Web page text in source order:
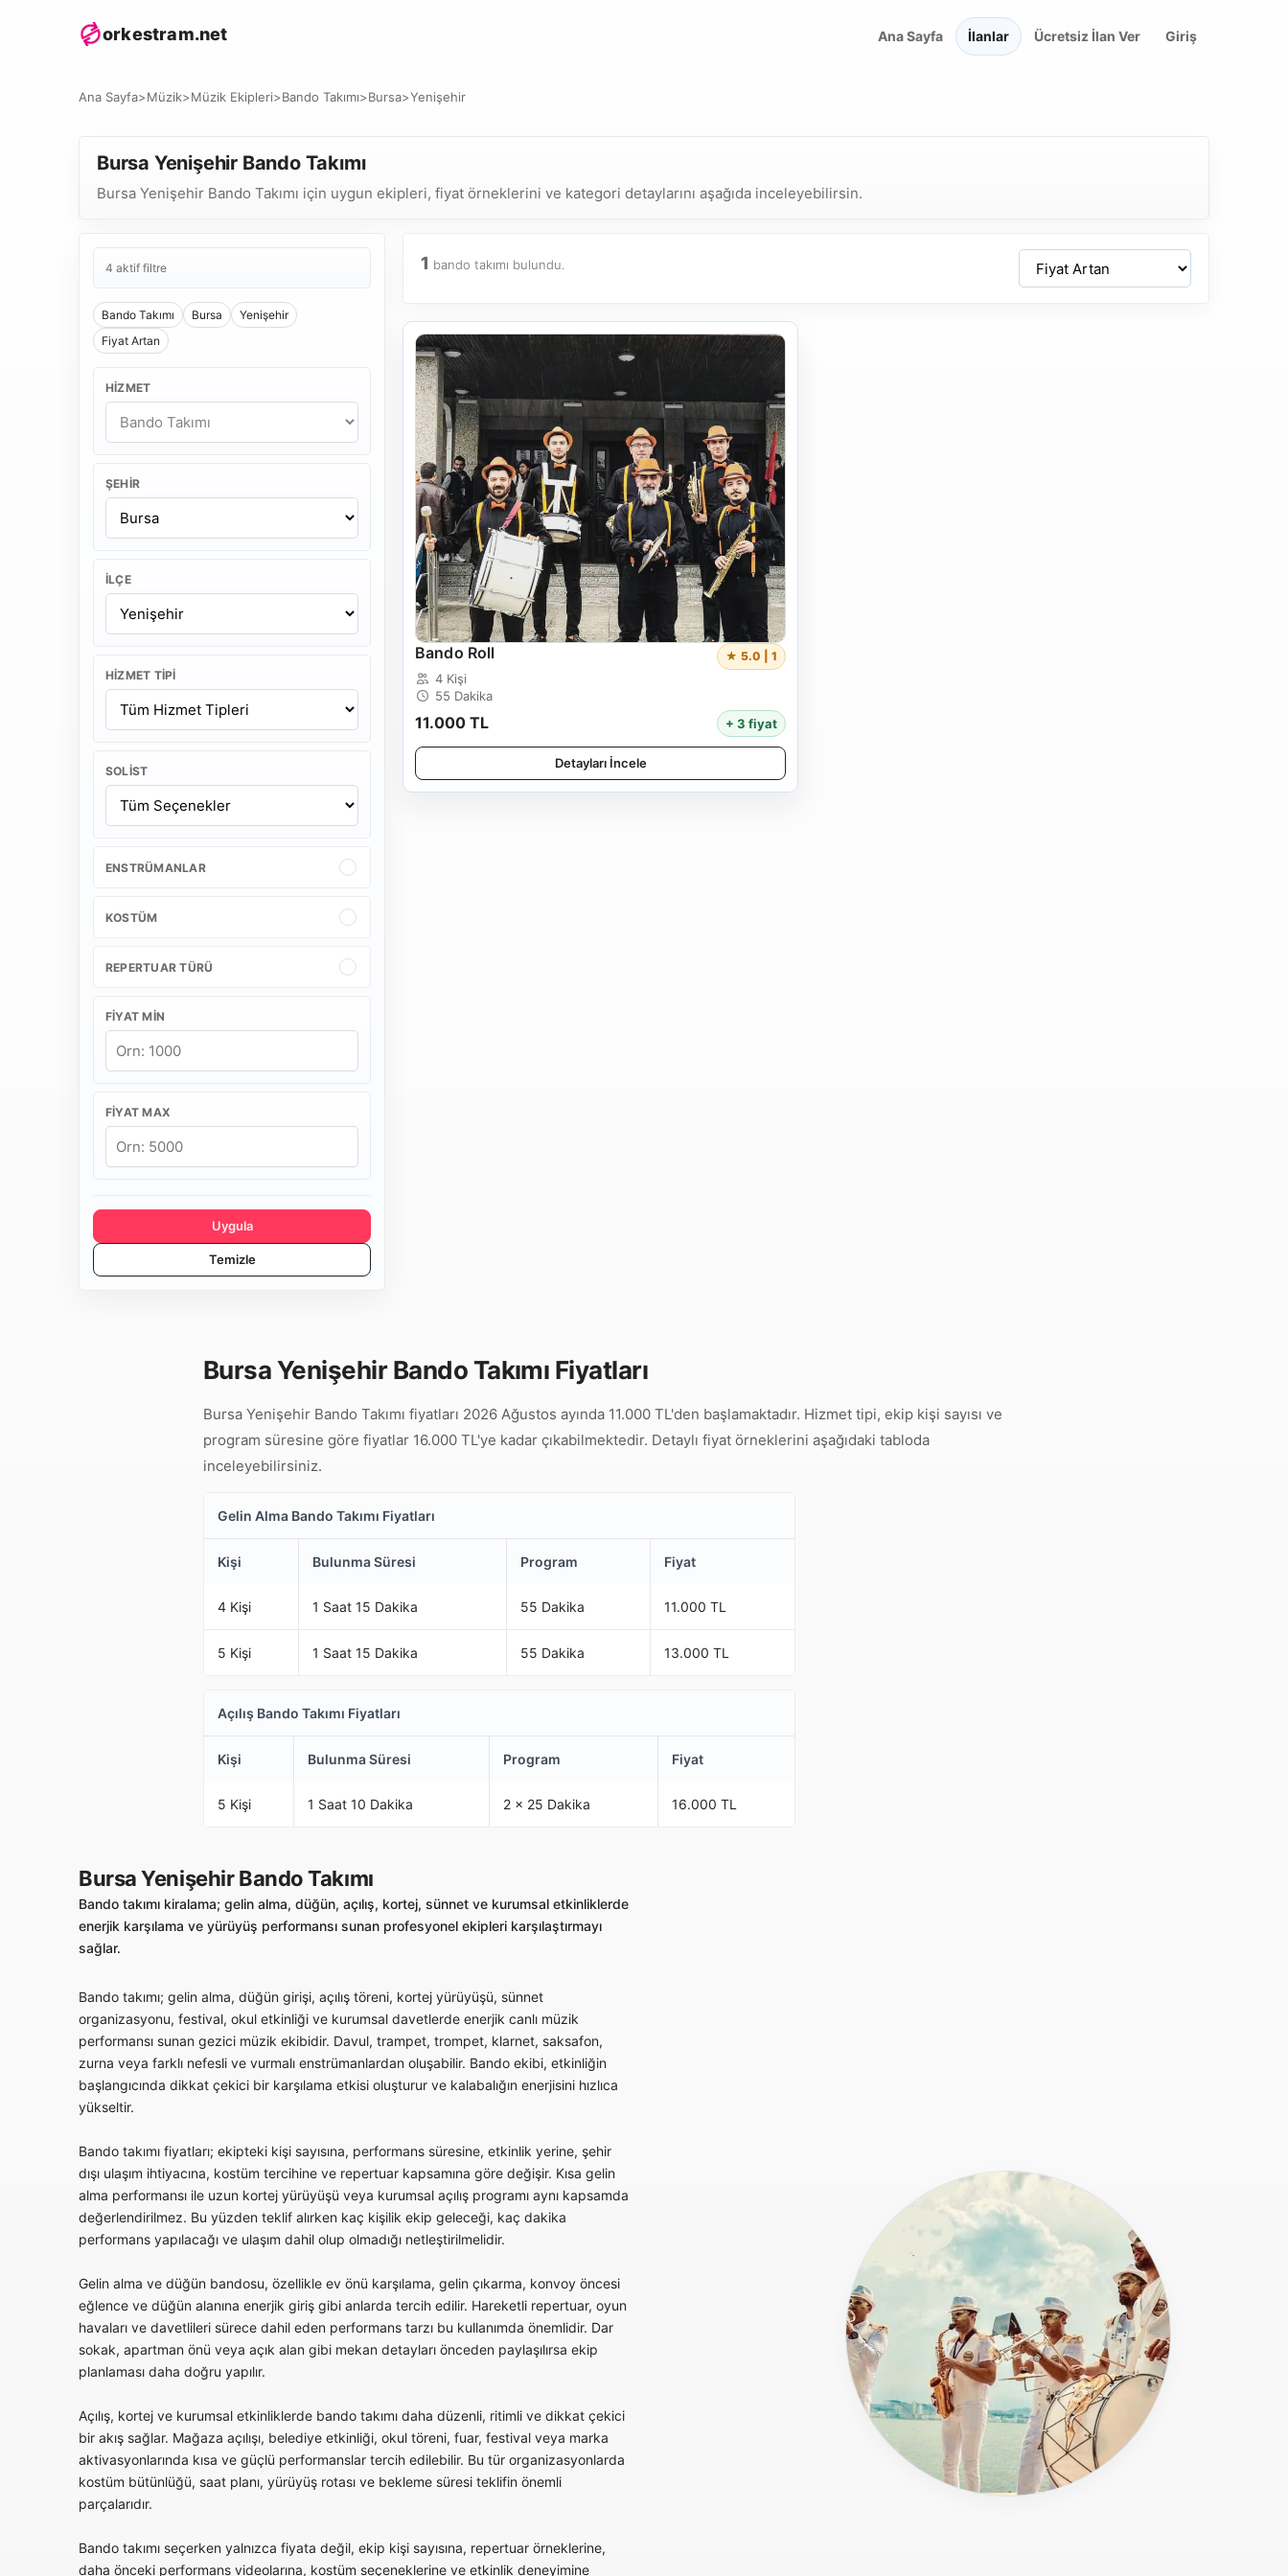
orkestram.net Ana Sayfa İlanlar Ücretsiz İlan Ver Giriş
Ana Sayfa>Müzik>Müzik Ekipleri>Bando Takımı>Bursa>Yenişehir
Bursa Yenişehir Bando Takımı
Bursa Yenişehir Bando Takımı için uygun ekipleri, fiyat örneklerini ve kategori detaylarını aşağıda inceleyebilirsin.
4 aktif filtre
Bando Takımı Bursa
Yenişehir
Fiyat Artan
HIZMET
ŞEHIR
İLÇE
HIZMET TIPI
SOLIST
ENSTRÜMANLAR
KOSTÜM
REPERTUAR TÜRÜ
FIYAT MIN
FIYAT MAX
Uygula
Temizle
1 bando takımı bulundu. Sirala
Bando Roll ★ 5.0 | 1
4 Kişi
55 Dakika
11.000 TL + 3 fiyat
Detayları İncele
Bursa Yenişehir Bando Takımı Fiyatları
Bursa Yenişehir Bando Takımı fiyatları 2026 Ağustos ayında 11.000 TL'den başlamaktadır. Hizmet tipi, ekip kişi sayısı ve
program süresine göre fiyatlar 16.000 TL'ye kadar çıkabilmektedir. Detaylı fiyat örneklerini aşağıdaki tabloda
inceleyebilirsiniz.
Gelin Alma Bando Takımı Fiyatları
Kişi Bulunma Süresi Program Fiyat
4 Kişi 1 Saat 15 Dakika 55 Dakika 11.000 TL
5 Kişi 1 Saat 15 Dakika 55 Dakika 13.000 TL
Açılış Bando Takımı Fiyatları
Kişi Bulunma Süresi Program Fiyat
5 Kişi 1 Saat 10 Dakika 2 x 25 Dakika 16.000 TL
Bursa Yenişehir Bando Takımı
Bando takımı kiralama; gelin alma, düğün, açılış, kortej, sünnet ve kurumsal etkinliklerde
enerjik karşılama ve yürüyüş performansı sunan profesyonel ekipleri karşılaştırmayı
sağlar.
Bando takımı; gelin alma, düğün girişi, açılış töreni, kortej yürüyüşü, sünnet
organizasyonu, festival, okul etkinliği ve kurumsal davetlerde enerjik canlı müzik
performansı sunan gezici müzik ekibidir. Davul, trampet, trompet, klarnet, saksafon,
zurna veya farklı nefesli ve vurmalı enstrümanlardan oluşabilir. Bando ekibi, etkinliğin
başlangıcında dikkat çekici bir karşılama etkisi oluşturur ve kalabalığın enerjisini hızlıca
yükseltir.
Bando takımı fiyatları; ekipteki kişi sayısına, performans süresine, etkinlik yerine, şehir
dışı ulaşım ihtiyacına, kostüm tercihine ve repertuar kapsamına göre değişir. Kısa gelin
alma performansı ile uzun kortej yürüyüşü veya kurumsal açılış programı aynı kapsamda
değerlendirilmez. Bu yüzden teklif alırken kaç kişilik ekip geleceği, kaç dakika
performans yapılacağı ve ulaşım dahil olup olmadığı netleştirilmelidir.
Gelin alma ve düğün bandosu, özellikle ev önü karşılama, gelin çıkarma, konvoy öncesi
eğlence ve düğün alanına enerjik giriş gibi anlarda tercih edilir. Hareketli repertuar, oyun
havaları ve davetlileri sürece dahil eden performans tarzı bu kullanımda önemlidir. Dar
sokak, apartman önü veya açık alan gibi mekan detayları önceden paylaşılırsa ekip
planlaması daha doğru yapılır.
Açılış, kortej ve kurumsal etkinliklerde bando takımı daha düzenli, ritimli ve dikkat çekici
bir akış sağlar. Mağaza açılışı, belediye etkinliği, okul töreni, fuar, festival veya marka
aktivasyonlarında kısa ve güçlü performanslar tercih edilebilir. Bu tür organizasyonlarda
kostüm bütünlüğü, saat planı, yürüyüş rotası ve bekleme süresi teklifin önemli
parçalarıdır.
Bando takımı seçerken yalnızca fiyata değil, ekip kişi sayısına, repertuar örneklerine,
daha önceki performans videolarına, kostüm seçeneklerine ve etkinlik deneyimine